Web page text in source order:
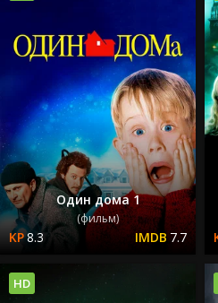
Один дома 1
(фильм)
8.3 7.7
HD